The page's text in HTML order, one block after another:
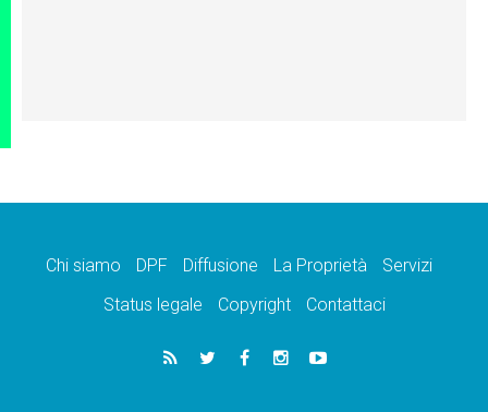
Chi siamo DPF Diffusione La Proprietà
Servizi
Status legale
Copyright Contattaci